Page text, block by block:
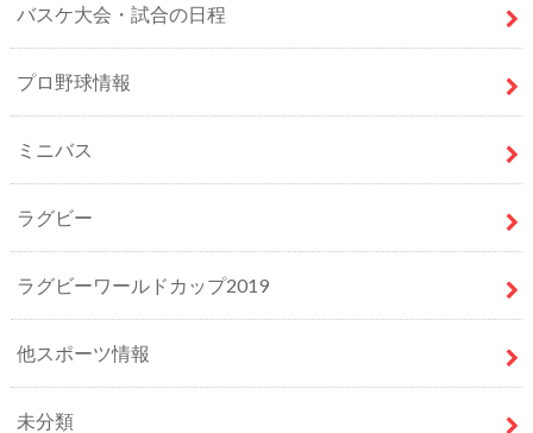
バスケ大会・試合の日程
プロ野球情報
ミニバス
ラグビー
ラグビーワールドカップ2019
他スポーツ情報
未分類